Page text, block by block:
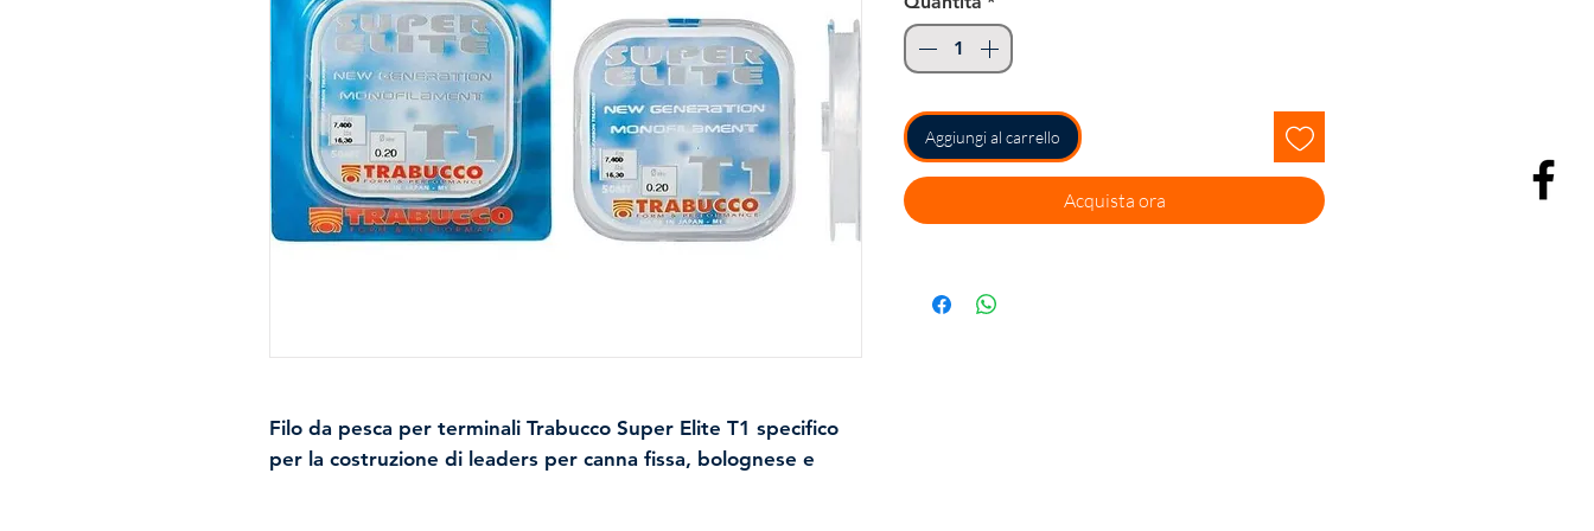
Filo da pesca per terminali Trabucco Super Elite T1 specifico
per la costruzione di leaders per canna fissa, bolognese e
Aggiungi al carrello
Acquista ora